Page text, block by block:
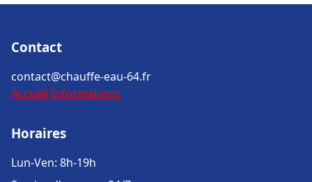
Contact
contact@chauffe-eau-64.fr
Accueil Informations
Horaires
Lun-Ven: 8h-19h